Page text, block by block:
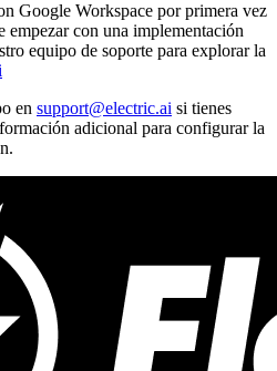
Google Workspace por primera vez
empezar con una implementación
equipo de soporte para explorar la
en support@electric.ai si tienes
adicional para configurar la